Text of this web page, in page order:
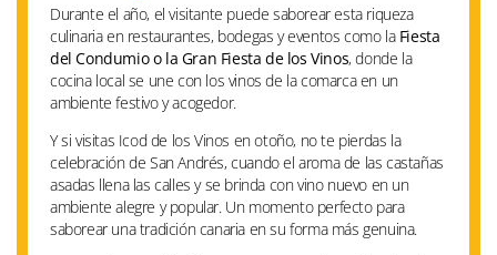
Durante el año, el visitante puede saborear esta riqueza
culinaria en restaurantes, bodegas y eventos como la Fiesta
del Condumio o la Gran Fiesta de los Vinos, donde la
cocina local se une con los vinos de la comarca en un
ambiente festivo y acogedor.
Y si visitas Icod de los Vinos en otoño, no te pierdas la
celebración de San Andrés, cuando el aroma de las castañas
asadas llena las calles y se brinda con vino nuevo en un
ambiente alegre y popular. Un momento perfecto para
saborear una tradición canaria en su forma más genuina.